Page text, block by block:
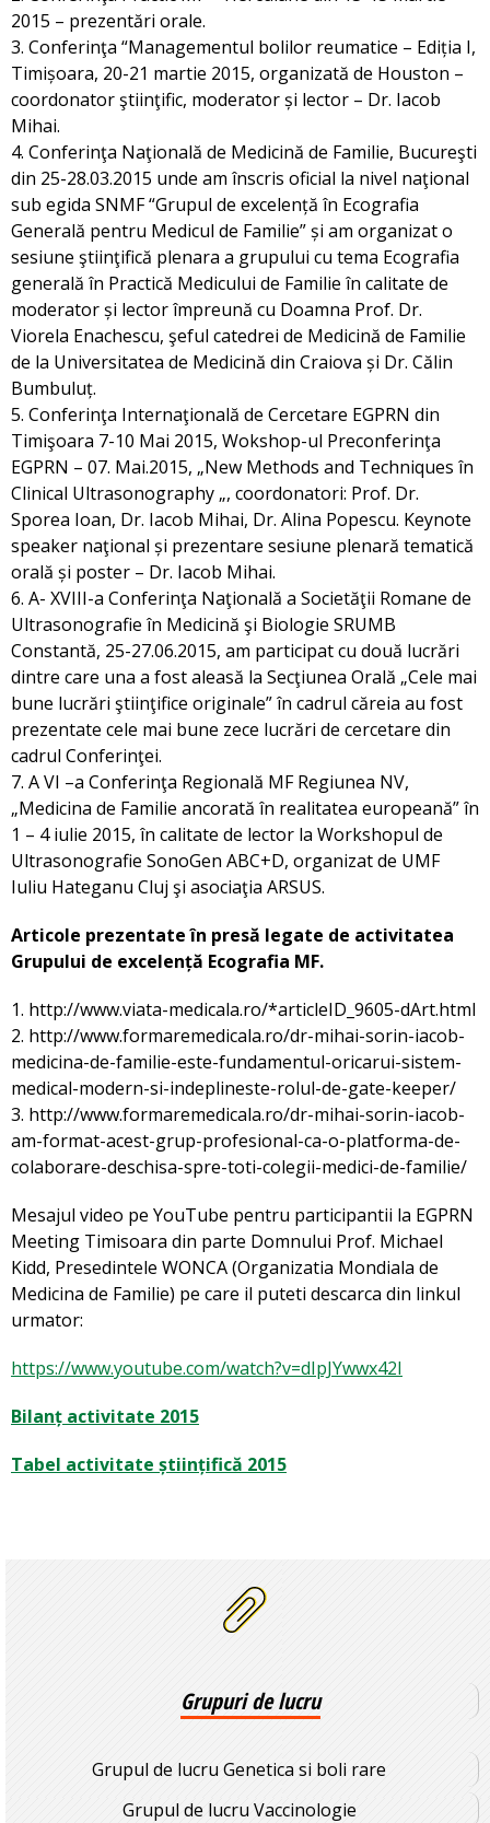
2015 – prezentări orale.
3. Conferinţa “Managementul bolilor reumatice – Ediția I,
Timișoara, 20-21 martie 2015, organizată de Houston –
coordonator ştiinţific, moderator și lector – Dr. Iacob
Mihai.
4. Conferinţa Naţională de Medicină de Familie, Bucureşti
din 25-28.03.2015 unde am înscris oficial la nivel naţional
sub egida SNMF “Grupul de excelență în Ecografia
Generală pentru Medicul de Familie” și am organizat o
sesiune ştiinţifică plenara a grupului cu tema Ecografia
generală în Practică Medicului de Familie în calitate de
moderator și lector împreună cu Doamna Prof. Dr.
Viorela Enachescu, şeful catedrei de Medicină de Familie
de la Universitatea de Medicină din Craiova și Dr. Călin
Bumbuluț.
5. Conferinţa Internaţională de Cercetare EGPRN din
Timişoara 7-10 Mai 2015, Wokshop-ul Preconferinţa
EGPRN – 07. Mai.2015, „New Methods and Techniques în
Clinical Ultrasonography „, coordonatori: Prof. Dr.
Sporea Ioan, Dr. Iacob Mihai, Dr. Alina Popescu. Keynote
speaker naţional și prezentare sesiune plenară tematică
orală și poster – Dr. Iacob Mihai.
6. A- XVIII-a Conferinţa Naţională a Societăţii Romane de
Ultrasonografie în Medicină şi Biologie SRUMB
Constantă, 25-27.06.2015, am participat cu două lucrări
dintre care una a fost aleasă la Secţiunea Orală „Cele mai
bune lucrări ştiinţifice originale” în cadrul căreia au fost
prezentate cele mai bune zece lucrări de cercetare din
cadrul Conferinţei.
7. A VI –a Conferinţa Regională MF Regiunea NV,
„Medicina de Familie ancorată în realitatea europeană” în
1 – 4 iulie 2015, în calitate de lector la Workshopul de
Ultrasonografie SonoGen ABC+D, organizat de UMF
Iuliu Hateganu Cluj şi asociaţia ARSUS.
Articole prezentate în presă legate de activitatea
Grupului de excelență Ecografia MF.
1. http://www.viata-medicala.ro/*articleID_9605-dArt.html
2. http://www.formaremedicala.ro/dr-mihai-sorin-iacob-
medicina-de-familie-este-fundamentul-oricarui-sistem-
medical-modern-si-indeplineste-rolul-de-gate-keeper/
3. http://www.formaremedicala.ro/dr-mihai-sorin-iacob-
am-format-acest-grup-profesional-ca-o-platforma-de-
colaborare-deschisa-spre-toti-colegii-medici-de-familie/
Mesajul video pe YouTube pentru participantii la EGPRN
Meeting Timisoara din parte Domnului Prof. Michael
Kidd, Presedintele WONCA (Organizatia Mondiala de
Medicina de Familie) pe care il puteti descarca din linkul
urmator:
https://www.youtube.com/watch?v=dIpJYwwx42I
Bilanț activitate 2015
Tabel activitate științifică 2015
Grupuri de lucru
Grupul de lucru Genetica si boli rare
Grupul de lucru Vaccinologie